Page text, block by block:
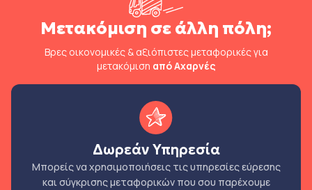
Μετακόμιση σε άλλη πόλη;
Βρες οικονομικές & αξιόπιστες μεταφορικές για
μετακόμιση από Αχαρνές
Δωρεάν Υπηρεσία
Μπορείς να χρησιμοποιήσεις τις υπηρεσίες εύρεσης
και σύγκρισης μεταφορικών που σου παρέχουμε